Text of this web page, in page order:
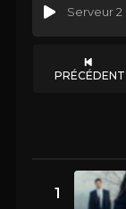
Serveur 2
PRÉCÉDENT
1